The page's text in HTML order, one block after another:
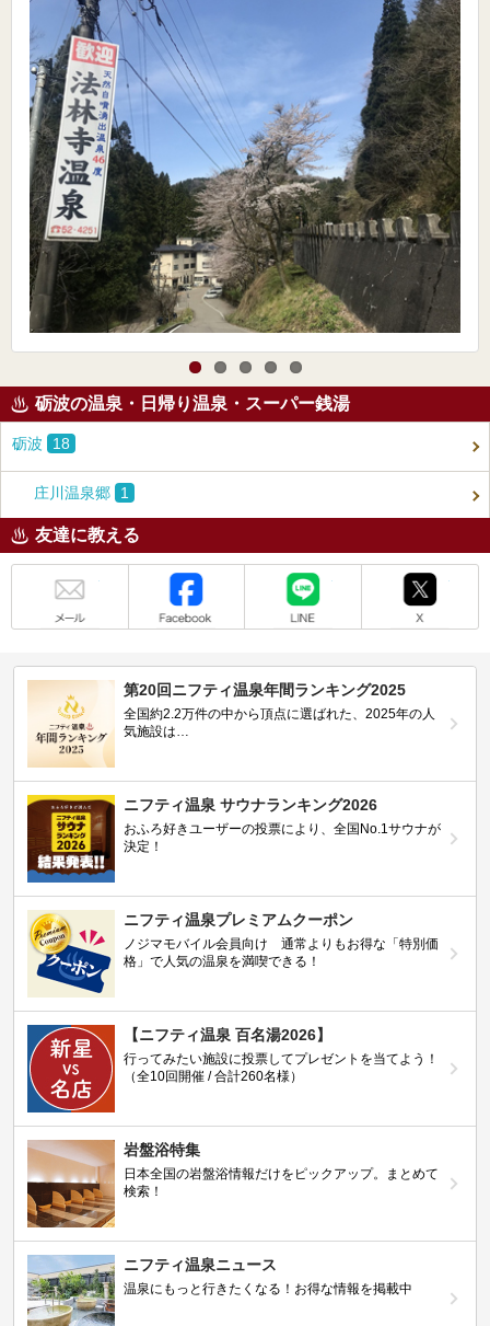
砺波の温泉・日帰り温泉・スーパー銭湯
砺波 18
庄川温泉郷 1
友達に教える
第20回ニフティ温泉年間ランキング2025
全国約2.2万件の中から頂点に選ばれた、2025年の人
気施設は…
ニフティ温泉 サウナランキング2026
おふろ好きユーザーの投票により、全国No.1サウナが
決定！
ニフティ温泉プレミアムクーポン
ノジマモバイル会員向け 通常よりもお得な「特別価
格」で人気の温泉を満喫できる！
【ニフティ温泉 百名湯2026】
行ってみたい施設に投票してプレゼントを当てよう！
（全10回開催 / 合計260名様）
岩盤浴特集
日本全国の岩盤浴情報だけをピックアップ。まとめて
検索！
ニフティ温泉ニュース
温泉にもっと行きたくなる！お得な情報を掲載中